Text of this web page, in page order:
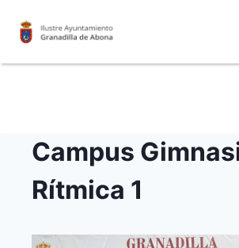
Campus
Rítmica 1